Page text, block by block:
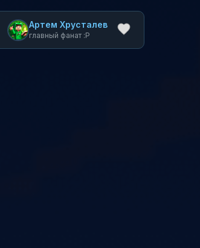
Артем Хрусталев
главный фанат :P